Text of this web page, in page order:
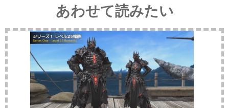
あわせて読みたい